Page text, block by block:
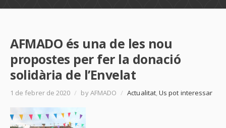
AFMADO és una de les nou
propostes per fer la donació
solidària de l’Envelat
1 de febrer de 2020 / by AFMADO / Actualitat,Us pot interessar